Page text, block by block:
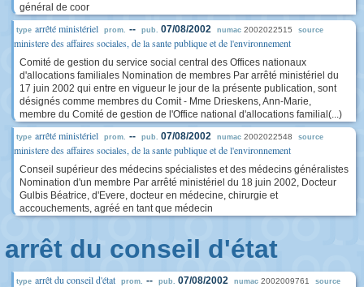
général de coor
type arrêté ministériel prom. -- pub. 07/08/2002 numac 2002022515 source
ministere des affaires sociales, de la sante publique et de l'environnement
Comité de gestion du service social central des Offices nationaux
d'allocations familiales Nomination de membres Par arrêté ministériel du
17 juin 2002 qui entre en vigueur le jour de la présente publication, sont
désignés comme membres du Comit - Mme Drieskens, Ann-Marie,
membre du Comité de gestion de l'Office national d'allocations familial(...)
type arrêté ministériel prom. -- pub. 07/08/2002 numac 2002022548 source
ministere des affaires sociales, de la sante publique et de l'environnement
Conseil supérieur des médecins spécialistes et des médecins généralistes
Nomination d'un membre Par arrêté ministériel du 18 juin 2002, Docteur
Gulbis Béatrice, d'Evere, docteur en médecine, chirurgie et
accouchements, agréé en tant que médecin
arrêt du conseil d'état
type arrêt du conseil d'état prom. -- pub. 07/08/2002 numac 2002009761 source